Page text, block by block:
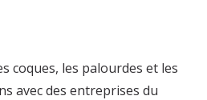
coques, les palourdes et les
avec des entreprises du